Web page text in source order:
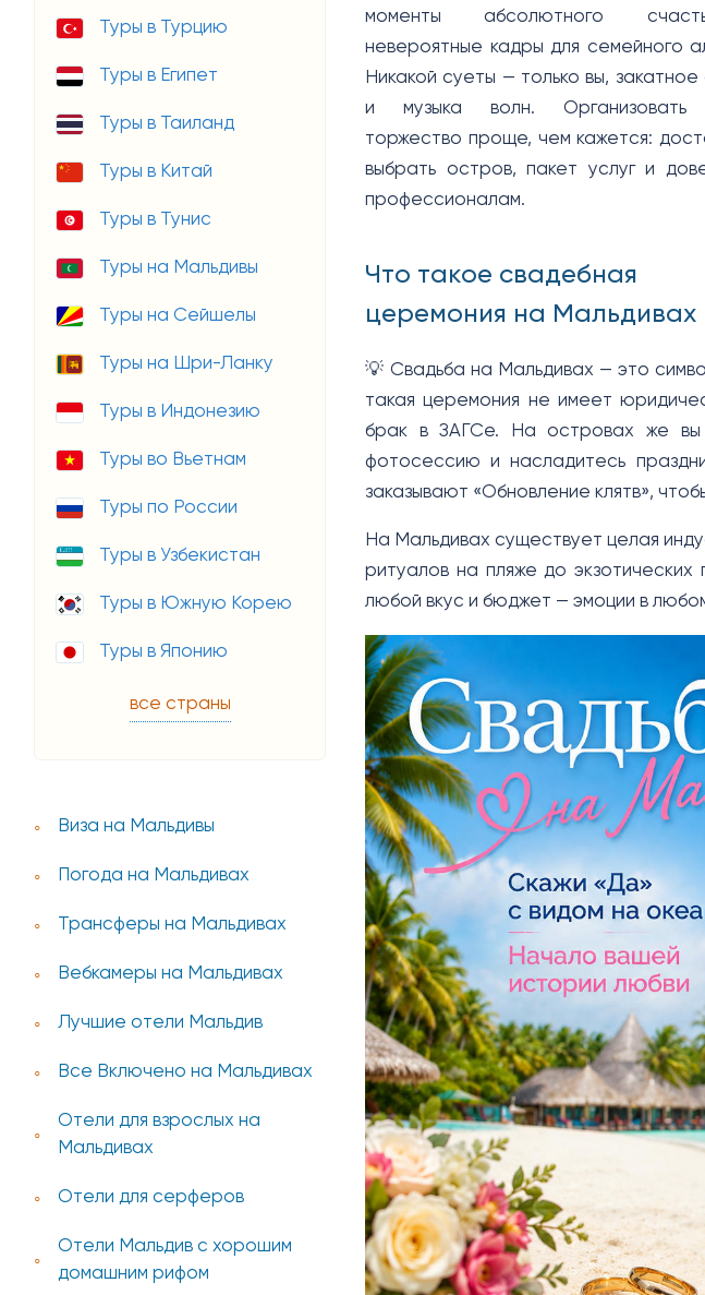
Туры в Турцию
Туры в Египет
Туры в Таиланд
Туры в Китай
Туры в Тунис
Туры на Мальдивы
Туры на Сейшелы
Туры на Шри-Ланку
Туры в Индонезию
Туры во Вьетнам
Туры по России
Туры в Узбекистан
Туры в Южную Корею
Туры в Японию
все страны
Виза на Мальдивы
Погода на Мальдивах
Трансферы на Мальдивах
Вебкамеры на Мальдивах
Лучшие отели Мальдив
Все Включено на Мальдивах
Отели для взрослых на
Мальдивах
Отели для серферов
Отели Мальдив с хорошим
домашним рифом
моменты абсолютного
невероятные кадры для семейного
Никакой суеты — только вы, закатное
и музыка волн. Организовать
торжество проще, чем кажется:
выбрать остров, пакет услуг и
профессионалам.
Что такое свадебная
церемония на Мальдивах
💡 Свадьба на Мальдивах — это
такая церемония не имеет
брак в ЗАГСе. На островах же вы
фотосессию и насладитесь
заказывают «Обновление клятв»,
На Мальдивах существует целая
ритуалов на пляже до
любой вкус и бюджет — эмоции в